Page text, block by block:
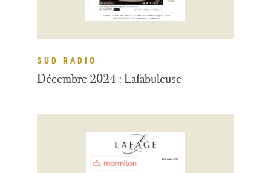
Décembre 2024 : Lafabuleuse
SUD RADIO